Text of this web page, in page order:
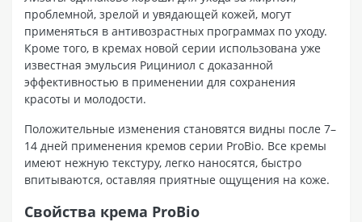
проблемной, зрелой и увядающей кожей, могут
применяться в антивозрастных программах по уходу.
Кроме того, в кремах новой серии использована уже
известная эмульсия Рициниол с доказанной
эффективностью в применении для сохранения
красоты и молодости.
Положительные изменения становятся видны после 7–
14 дней применения кремов серии ProBio. Все кремы
имеют нежную текстуру, легко наносятся, быстро
впитываются, оставляя приятные ощущения на коже.
Свойства крема ProBio